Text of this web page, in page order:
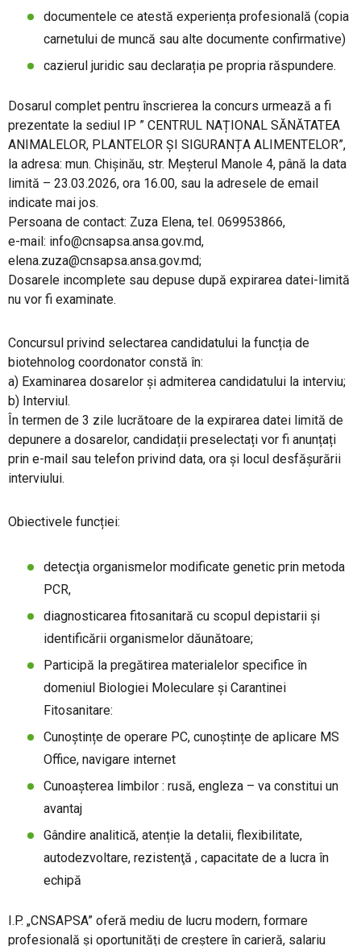
documentele ce atestă experiența profesională (copia
carnetului de muncă sau alte documente confirmative)
cazierul juridic sau declarația pe propria răspundere.
Dosarul complet pentru înscrierea la concurs urmează a fi
prezentate la sediul IP ” CENTRUL NAȚIONAL SĂNĂTATEA
ANIMALELOR, PLANTELOR ȘI SIGURANȚA ALIMENTELOR”,
la adresa: mun. Chișinău, str. Meșterul Manole 4, până la data
limită – 23.03.2026, ora 16.00, sau la adresele de email
indicate mai jos.
Persoana de contact: Zuza Elena, tel. 069953866,
e-mail: info@cnsapsa.ansa.gov.md,
elena.zuza@cnsapsa.ansa.gov.md;
Dosarele incomplete sau depuse după expirarea datei-limită
nu vor fi examinate.
Concursul privind selectarea candidatului la funcția de
biotehnolog coordonator constă în:
a) Examinarea dosarelor și admiterea candidatului la interviu;
b) Interviul.
În termen de 3 zile lucrătoare de la expirarea datei limită de
depunere a dosarelor, candidații preselectați vor fi anunțați
prin e-mail sau telefon privind data, ora și locul desfășurării
interviului.
Obiectivele funcției:
detecţia organismelor modificate genetic prin metoda
PCR,
diagnosticarea fitosanitară cu scopul depistarii şi
identificării organismelor dăunătoare;
Participă la pregătirea materialelor specifice în
domeniul Biologiei Moleculare și Carantinei
Fitosanitare:
Cunoștințe de operare PC, cunoștințe de aplicare MS
Office, navigare internet
Cunoaşterea limbilor : rusă, engleza – va constitui un
avantaj
Gândire analitică, atenție la detalii, flexibilitate,
autodezvoltare, rezistenţă , capacitate de a lucra în
echipă
I.P. „CNSAPSA” oferă mediu de lucru modern, formare
profesională și oportunități de creștere în carieră, salariu